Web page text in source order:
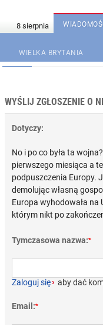
WIELKA BRYTANIA
WYŚLIJ ZGŁOSZENIE O
Dotyczy:
No i po co była ta
pierwszego miesiąca a
podpuszczenia Europy.
demolując własną
Europa wyhodowała na
którym nikt po
Tymczasowa nazwa:*
Zaloguj się› aby dać
Email:*